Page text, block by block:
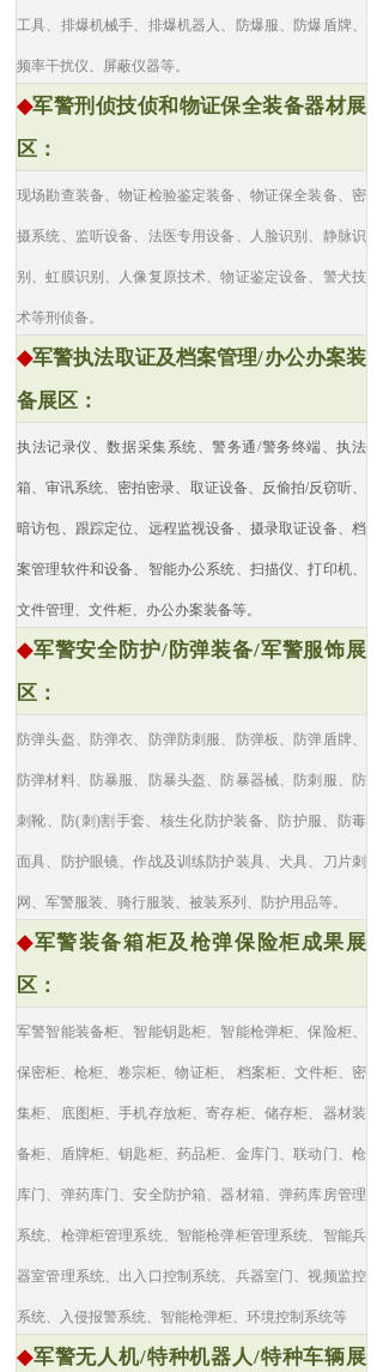
工具、排爆机械手、排爆机器人、防爆服、防爆盾牌、
频率干扰仪、屏蔽仪器等。
◆军警刑侦技侦和物证保全装备器材展
区：
现场勘查装备、物证检验鉴定装备、物证保全装备、密
摄系统、监听设备、法医专用设备、人脸识别、静脉识
别、虹膜识别、人像复原技术、物证鉴定设备、警犬技
术等刑侦备。
◆军警执法取证及档案管理/办公办案装
备展区：
执法记录仪、数据采集系统、警务通/警务终端、执法
箱、审讯系统、密拍密录、取证设备、反偷拍/反窃听、
暗访包、跟踪定位、远程监视设备、摄录取证设备、档
案管理软件和设备、智能办公系统、扫描仪、打印机、
文件管理、文件柜、办公办案装备等。
◆军警安全防护/防弹装备/军警服饰展
区：
防弹头盔、防弹衣、防弹防刺服、防弹板、防弹盾牌、
防弹材料、防暴服、防暴头盔、防暴器械、防刺服、防
刺靴、防(刺)割手套、核生化防护装备、防护服、防毒
面具、防护眼镜、作战及训练防护装具、犬具、刀片刺
网、军警服装、骑行服装、被装系列、防护用品等。
◆军警装备箱柜及枪弹保险柜成果展
区：
军警智能装备柜、智能钥匙柜、智能枪弹柜、保险柜、
保密柜、枪柜、卷宗柜、物证柜、 档案柜、文件柜、密
集柜、底图柜、手机存放柜、寄存柜、储存柜、器材装
备柜、盾牌柜、钥匙柜、药品柜、金库门、联动门、枪
库门、弹药库门、安全防护箱、器材箱、弹药库房管理
系统、枪弹柜管理系统、智能枪弹柜管理系统、智能兵
器室管理系统、出入口控制系统、兵器室门、视频监控
系统、入侵报警系统、智能枪弹柜、环境控制系统等
◆军警无人机/特种机器人/特种车辆展